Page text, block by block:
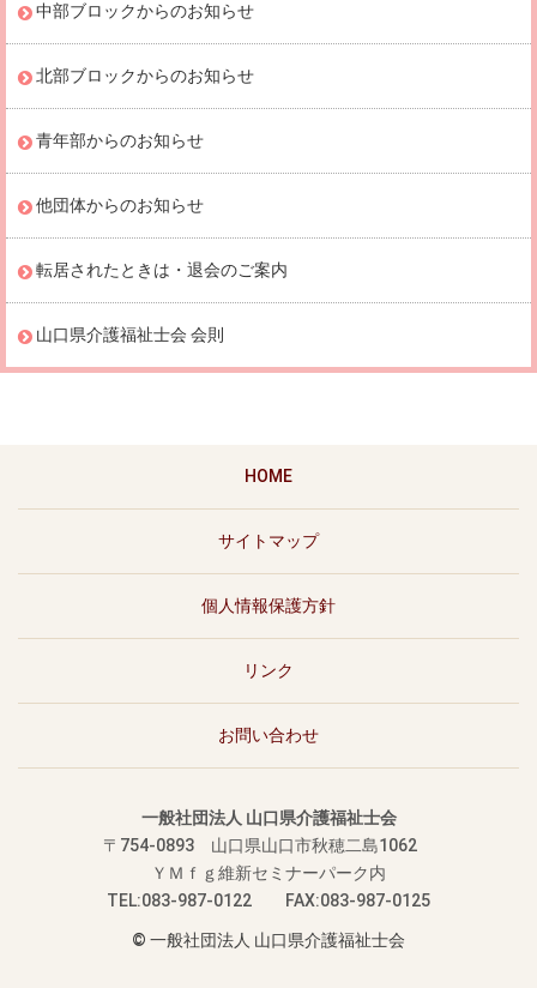
中部ブロックからのお知らせ
北部ブロックからのお知らせ
青年部からのお知らせ
他団体からのお知らせ
転居されたときは・退会のご案内
山口県介護福祉士会 会則
HOME
サイトマップ
個人情報保護方針
リンク
お問い合わせ
一般社団法人 山口県介護福祉士会
〒754-0893 山口県山口市秋穂二島1062
ＹＭｆｇ維新セミナーパーク内
TEL:083-987-0122 FAX:083-987-0125
© 一般社団法人 山口県介護福祉士会